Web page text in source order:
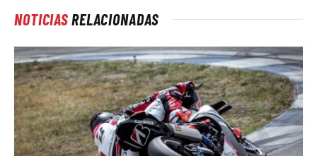
NOTICIASRELACIONADAS